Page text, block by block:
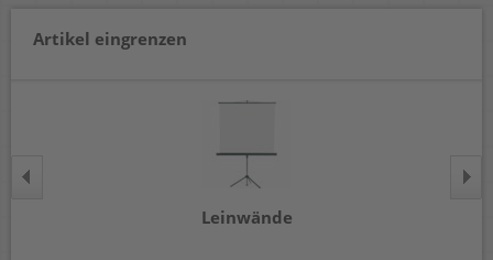
Artikel eingrenzen
Leinwände